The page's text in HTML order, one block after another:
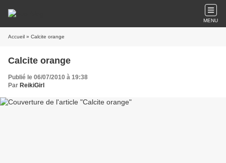
MENU
Accueil » Calcite orange
Calcite orange
Publié le 06/07/2010 à 19:38
Par ReikiGirl